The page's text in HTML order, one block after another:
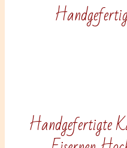
Handgefertigte